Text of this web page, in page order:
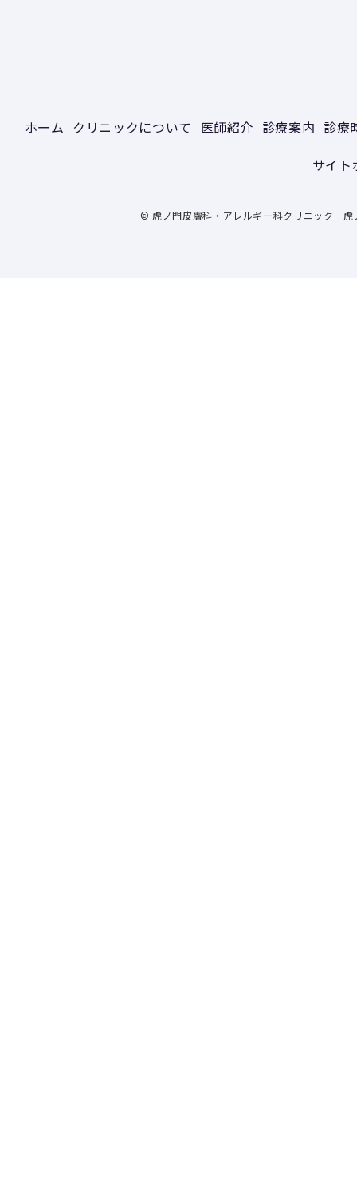
ホーム クリニックについて 医師紹介 診療案内 診療
サイト
© 虎ノ門皮膚科・アレルギー科クリニック｜